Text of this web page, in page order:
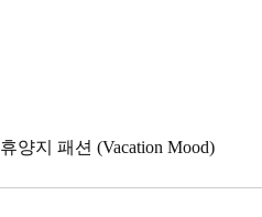
휴양지 패션 (Vacation Mood)